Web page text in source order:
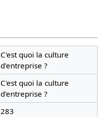
C'est quoi la culture
d'entreprise ?
C'est quoi la culture
d'entreprise ?
283